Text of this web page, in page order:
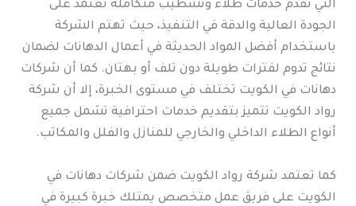
التي تقدم خدمات طلاء وتشطيب متكاملة تعتمد على
الجودة العالية والدقة في التنفيذ، حيث تهتم الشركة
باستخدام أفضل المواد الحديثة في أعمال الدهانات لضمان
نتائج تدوم لفترات طويلة دون تلف أو بهتان. كما أن شركات
دهانات في الكويت تختلف في مستوى الخبرة، إلا أن شركة
رواد الكويت تتميز بتقديم خدمات احترافية تشمل جميع
أنواع الطلاء الداخلي والخارجي للمنازل والفلل والمكاتب.
كما تعتمد شركة رواد الكويت ضمن شركات دهانات في
الكويت على فريق عمل متخصص يمتلك خبرة كبيرة في